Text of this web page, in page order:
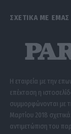
ΣΧΕΤΙΚΑ ΜΕ ΕΜΑΣ
Η εταιρεία με την
επέκταση η
συμμορφώνονται με
Μαρτίου 2018
αντιμετώπιση του